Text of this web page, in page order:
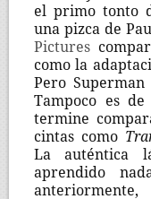
el primo tonto
una pizca de
Pictures
como la
Pero
Tampoco es
termine
cintas como
La auténtica
aprendido